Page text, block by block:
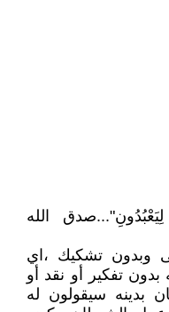
الله
وبدون تشكيك ،اي
بدون تفكير أو نقد أو
بدينه سيقولون له